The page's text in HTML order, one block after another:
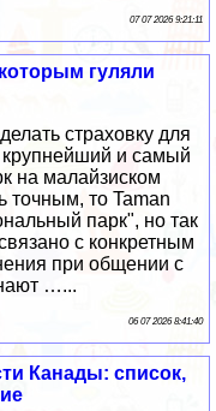
07 07 2026 9:21:11
гуляли
страховку для
крупнейший и самый
на малайзиском
точным, то Taman
парк", но так
с конкретным
при общении с
…...
06 07 2026 8:41:40
Канады: список,